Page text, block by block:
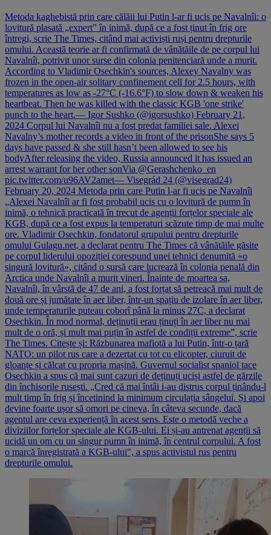
Metoda kaghebistă prin care călăii lui Putin l-ar fi ucis pe Navalnîi: o
lovitură plasată „expert” în inimă, după ce a fost ținut în frig ore
întregi, scrie The Times, citând mai activiști ruși pentru drepturile
omului. Această teorie ar fi confirmată de vânătăile de pe corpul lui
Navalnîi, potrivit unor surse din colonia penitenciară unde a murit.
According to Vladimir Osechkin's sources, Alexey Navalny was
frozen in the open-air solitary confinement cell for 2.5 hours, with
temperatures as low as -27°C (-16.6°F) to slow down & weaken his
heartbeat. Then he was killed with the classic KGB 'one strike'
punch to the heart.— Igor Sushko (@igorsushko) February 21,
2024 Corpul lui Navalnîi nu a fost predat familiei sale. Alexei
Navalny’s mother records a video in front of the prisonShe says 5
days have passed & she still hasn’t been allowed to see his
bodyAfter releasing the video, Russia announced it has issued an
arrest warrant for her other sonVia @Gerashchenko_en
pic.twitter.com/u96AV2amet— Visegrád 24 (@visegrad24)
February 20, 2024 Metoda prin care Putin l-ar fi ucis pe Navalnîi
„Alexei Navalnîi ar fi fost probabil ucis cu o lovitură de pumn în
inimă, o tehnică practicată în trecut de agenții forțelor speciale ale
KGB, după ce a fost expus la temperaturi scăzute timp de mai multe
ore. Vladimir Osechkin, fondatorul grupului pentru drepturile
omului Gulagu.net, a declarat pentru The Times că vânătăile găsite
pe corpul liderului opoziției corespund unei tehnici denumită «o
singură lovitură», citând o sursă care lucrează în colonia penală din
Arctica unde Navalnîi a murit vineri. Înainte de moartea sa,
Navalnîi, în vârstă de 47 de ani, a fost forțat să petreacă mai mult de
două ore și jumătate în aer liber, într-un spațiu de izolare în aer liber,
unde temperaturile puteau coborî până la minus 27C, a declarat
Osechkin. În mod normal, deținuții erau ținuți în aer liber nu mai
mult de o oră, și mult mai puțin în astfel de condiții extreme”, scrie
The Times. Citește și: Răzbunarea mafiotă a lui Putin, într-o țară
NATO: un pilot rus care a dezertat cu tot cu elicopter, ciuruit de
gloanțe și călcat cu propria mașină. Guvernul socialist spaniol tace
Osechkin a spus că mai sunt cazuri de deținuți uciși astfel de gărzile
din închisorile rusești. „Cred că mai întâi i-au distrus corpul ținându-l
mult timp în frig și încetinind la minimum circulația sângelui. Și apoi
devine foarte ușor să omori pe cineva, în câteva secunde, dacă
agentul are ceva experiență în acest sens. Este o metodă veche a
diviziilor forțelor speciale ale KGB-ului. Ei și-au antrenat agenții să
ucidă un om cu un singur pumn în inimă, în centrul corpului. A fost
o marcă înregistrată a KGB-ului", a spus activistul rus pentru
drepturile omului.